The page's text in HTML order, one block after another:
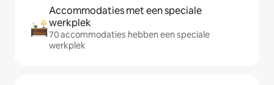
Accommodaties met een speciale
werkplek
70 accommodaties hebben een speciale
werkplek